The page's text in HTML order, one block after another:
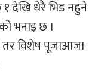
१ देखि धेरै भिड नहुने
भनाइ छ ।
तर विशेष पूजाआजा